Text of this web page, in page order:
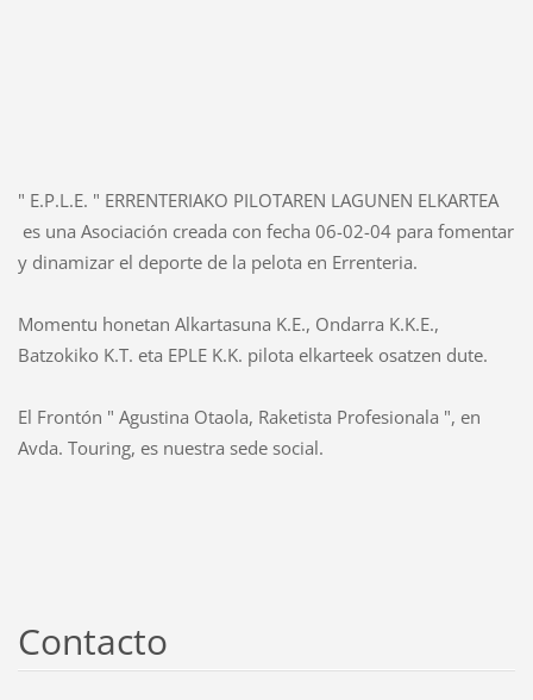
" E.P.L.E. " ERRENTERIAKO PILOTAREN LAGUNEN ELKARTEA
es una Asociación creada con fecha 06-02-04 para fomentar
y dinamizar el deporte de la pelota en Errenteria.
Momentu honetan Alkartasuna K.E., Ondarra K.K.E.,
Batzokiko K.T. eta EPLE K.K. pilota elkarteek osatzen dute.
El Frontón " Agustina Otaola, Raketista Profesionala ", en
Avda. Touring, es nuestra sede social.
Contacto